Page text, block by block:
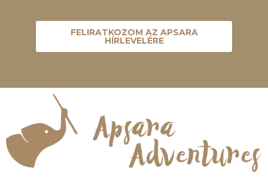
FELIRATKOZOM AZ APSARA
HÍRLEVELÉRE